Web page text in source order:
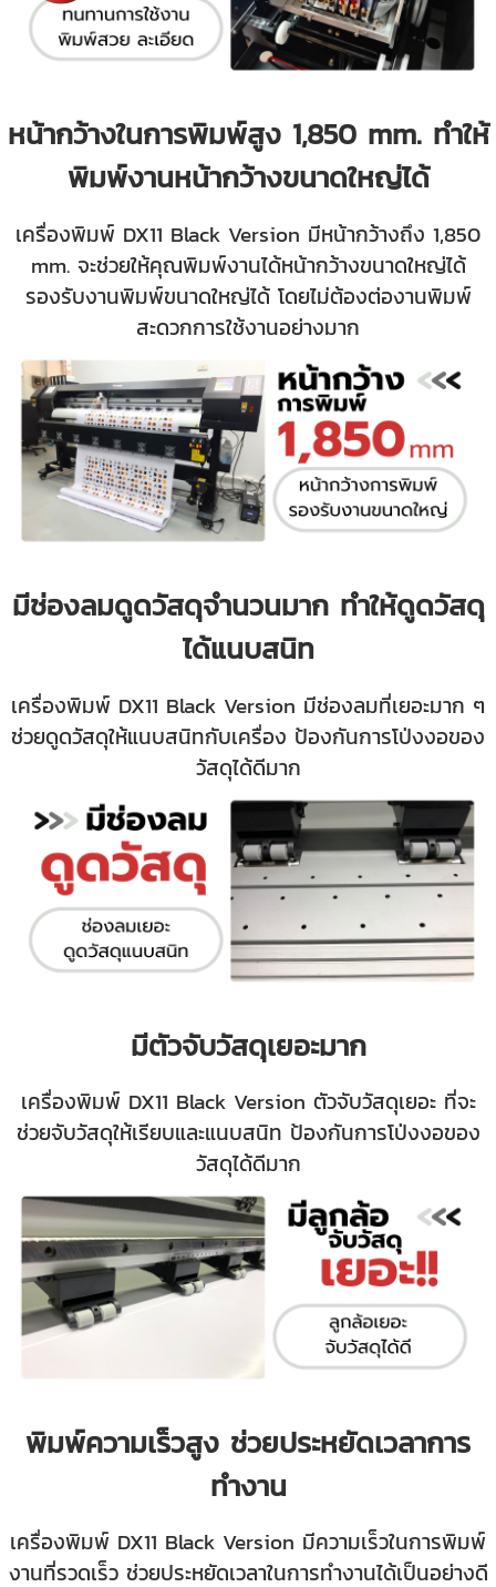
หน้ากว้างในการพิมพ์สูง 1,850 mm. ทำให้
พิมพ์งานหน้ากว้างขนาดใหญ่ได้
เครื่องพิมพ์ DX11 Black Version มีหน้ากว้างถึง 1,850
mm. จะช่วยให้คุณพิมพ์งานได้หน้ากว้างขนาดใหญ่ได้
รองรับงานพิมพ์ขนาดใหญ่ได้ โดยไม่ต้องต่องานพิมพ์
สะดวกการใช้งานอย่างมาก
มีช่องลมดูดวัสดุจำนวนมาก ทำให้ดูดวัสดุ
ได้แนบสนิท
เครื่องพิมพ์ DX11 Black Version มีช่องลมที่เยอะมาก ๆ
ช่วยดูดวัสดุให้แนบสนิทกับเครื่อง ป้องกันการโป่งงอของ
วัสดุได้ดีมาก
มีตัวจับวัสดุเยอะมาก
เครื่องพิมพ์ DX11 Black Version ตัวจับวัสดุเยอะ ที่จะ
ช่วยจับวัสดุให้เรียบและแนบสนิท ป้องกันการโป่งงอของ
วัสดุได้ดีมาก
พิมพ์ความเร็วสูง ช่วยประหยัดเวลาการ
ทำงาน
เครื่องพิมพ์ DX11 Black Version มีความเร็วในการพิมพ์
งานที่รวดเร็ว ช่วยประหยัดเวลาในการทำงานได้เป็นอย่างดี